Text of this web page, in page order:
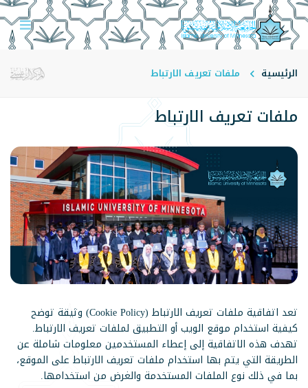
الرئيسية ملفات تعريف الارتباط
ملفات تعريف الارتباط
تعد اتفاقية ملفات تعريف الارتباط (Cookie Policy) وثيقة توضح
كيفية استخدام موقع الويب أو التطبيق لملفات تعريف الارتباط.
تهدف هذه الاتفاقية إلى إعطاء المستخدمين معلومات شاملة عن
الطريقة التي يتم بها استخدام ملفات تعريف الارتباط على الموقع،
بما في ذلك نوع الملفات المستخدمة والغرض من استخدامها.